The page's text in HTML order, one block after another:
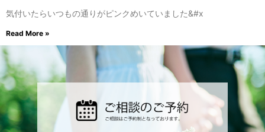
気付いたらいつもの通りがピンクめいていました&#x
Read More »